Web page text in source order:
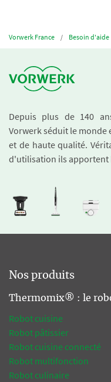
Vorwerk France Besoin d'aide
Depuis plus de 140
Vorwerk séduit le monde
et de haute qualité.
d'utilisation ils apportent
Nos produits
Thermomix® : le
Robot cuisine
Robot pâtissier
Robot cuisine connecté
Robot multifonction
Robot culinaire